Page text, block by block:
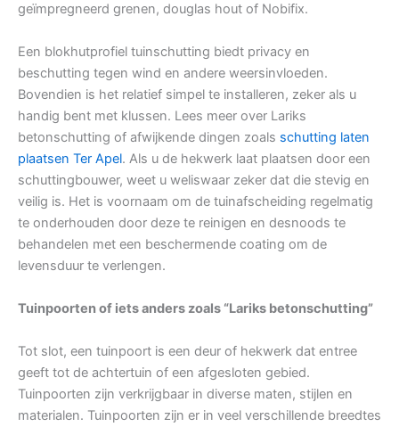
geïmpregneerd grenen, douglas hout of Nobifix.
Een blokhutprofiel tuinschutting biedt privacy en
beschutting tegen wind en andere weersinvloeden.
Bovendien is het relatief simpel te installeren, zeker als u
handig bent met klussen. Lees meer over Lariks
betonschutting of afwijkende dingen zoals schutting laten
plaatsen Ter Apel. Als u de hekwerk laat plaatsen door een
schuttingbouwer, weet u weliswaar zeker dat die stevig en
veilig is. Het is voornaam om de tuinafscheiding regelmatig
te onderhouden door deze te reinigen en desnoods te
behandelen met een beschermende coating om de
levensduur te verlengen.
Tuinpoorten of iets anders zoals “Lariks betonschutting”
Tot slot, een tuinpoort is een deur of hekwerk dat entree
geeft tot de achtertuin of een afgesloten gebied.
Tuinpoorten zijn verkrijgbaar in diverse maten, stijlen en
materialen. Tuinpoorten zijn er in veel verschillende breedtes